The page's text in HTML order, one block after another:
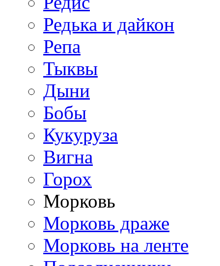
Редька и дайкон
Репа
Тыквы
Дыни
Бобы
Кукуруза
Вигна
Горох
Морковь
Морковь драже
Морковь на ленте